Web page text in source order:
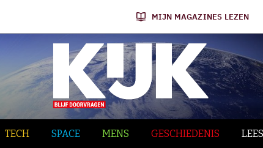
MIJN MAGAZINES LEZEN
TECH SPACE MENS GESCHIEDENIS